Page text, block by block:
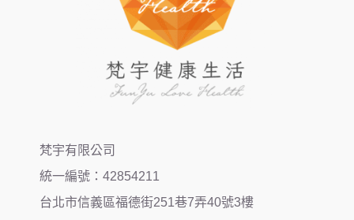
梵宇有限公司
統一編號：42854211
台北市信義區福德街251巷7弄40號3樓